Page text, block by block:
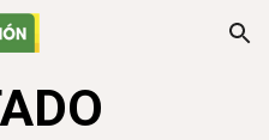
Skip to navigation